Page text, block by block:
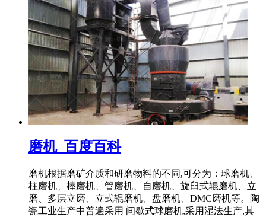
磨机_百度百科
磨机根据磨矿介质和研磨物料的不同,可分为：球磨机、
柱磨机、棒磨机、管磨机、自磨机、旋臼式辊磨机、立
磨、多层立磨、立式辊磨机、盘磨机、DMC磨机等。陶
瓷工业生产中普遍采用 间歇式球磨机,采用湿法生产,其